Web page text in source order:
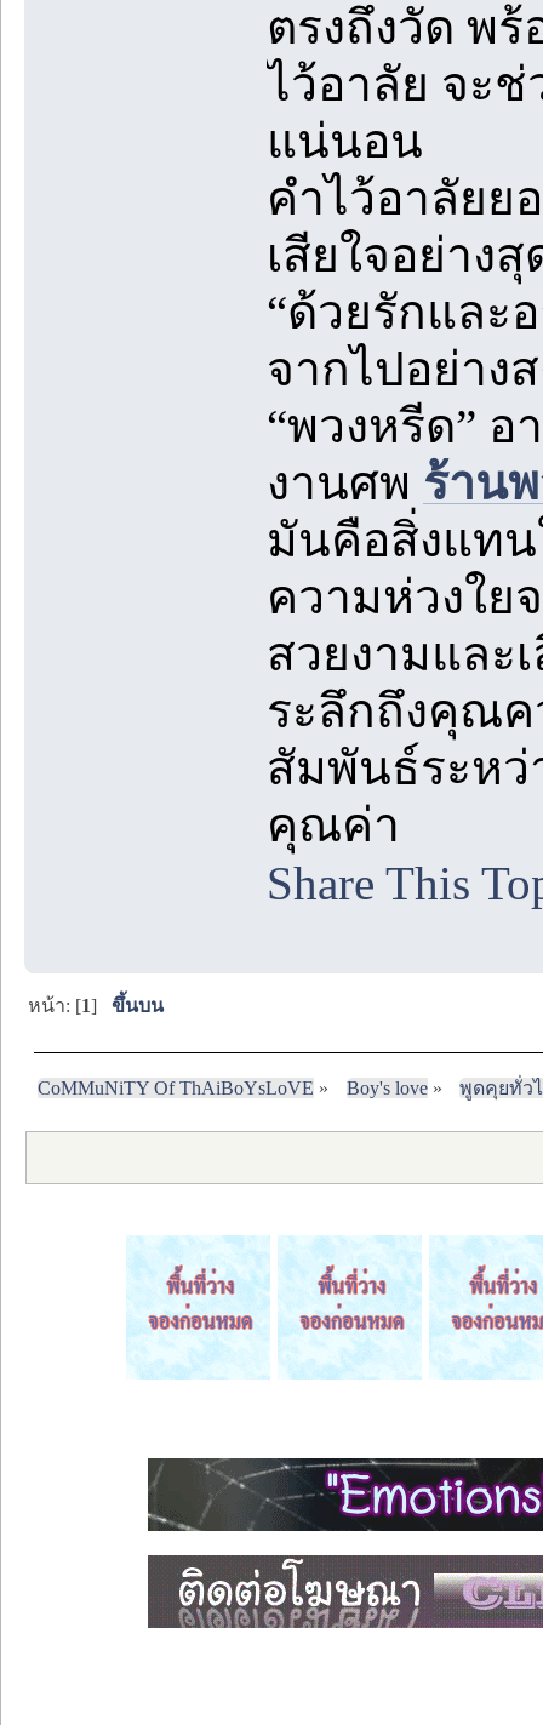
ตรงถึงวัด พ
ไว้อาลัย จะ
แน่นอน
คำไว้อาลัยย
เสียใจอย่าง
“ด้วยรักและ
จากไปอย่าง
“พวงหรีด” อ
งานศพ ร้าน
มันคือสิ่งแทน
ความห่วงใย
สวยงามและ
ระลึกถึงคุณค
สัมพันธ์ระหว่
คุณค่า
Share This
หน้า: [1]ขึ้นบน
CoMMuNiTY Of ThAiBoYsLoVE » Boy's love» พูดคุยทั่ว